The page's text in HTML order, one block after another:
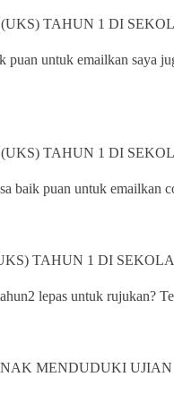
TAHUN 1 DI
untuk emailkan saya
TAHUN 1 DI
baik puan untuk emailkan
TAHUN 1 DI
lepas untuk rujukan?
MENDUDUKI